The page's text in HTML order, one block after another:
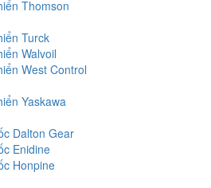
Thomson
Turck
Walvoil
West Control
Yaskawa
Dalton Gear
Enidine
Honpine